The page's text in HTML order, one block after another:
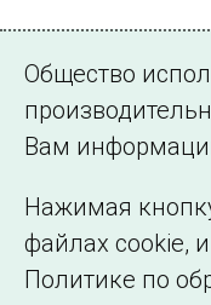
©2005–2026 АО
Общество
Вам
Нажимая
файлах cookie,
Политике по